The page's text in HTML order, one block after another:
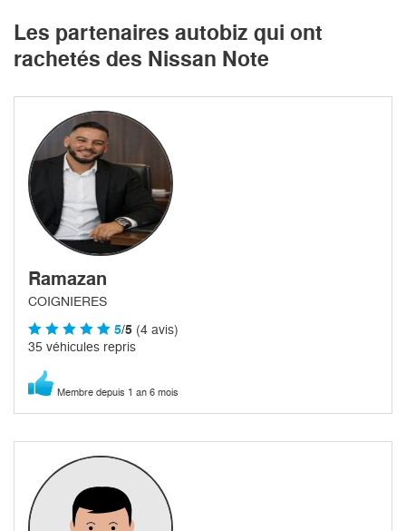
Les partenaires autobiz qui ont
rachetés des Nissan Note
Ramazan
COIGNIERES
5/5 (4 avis)
35 véhicules repris
Membre depuis 1 an 6 mois